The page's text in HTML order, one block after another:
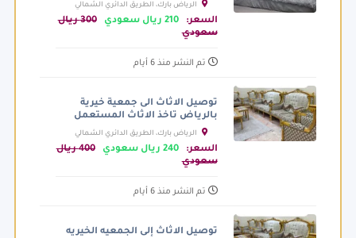
الرياض بارك، الطريق الدائري الشمالي
الفرعي، الرياض السعودية
السعر: 210 ريال سعودي
300 ريال
سعودي
تم النشر منذ 6 أيام
توصيل الاثاث الى جمعية خيرية
بالرياض تاخذ الاثاث المستعمل
الرياض بارك، الطريق الدائري الشمالي
الفرعي، الرياض السعودية
السعر: 240 ريال سعودي
400 ريال
سعودي
تم النشر منذ 6 أيام
توصيل الاثاث إلى الجمعيه الخيريه